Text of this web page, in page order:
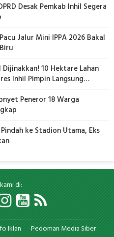
Desak Pemkab Inhil Segera
Jalur Mini IPPA 2026 Bakal
10 Hektare Lahan
Inhil Pimpin Langsung
Peneror 18 Warga
ke Stadion Utama, Eks
di:
Iklan Pedoman Media Siber